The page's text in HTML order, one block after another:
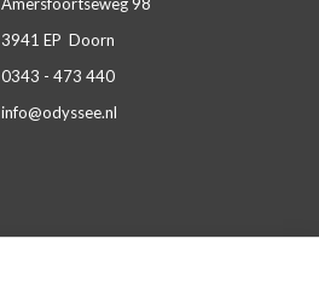
3941 EP Doorn
0343 - 473 440
info@odyssee.nl